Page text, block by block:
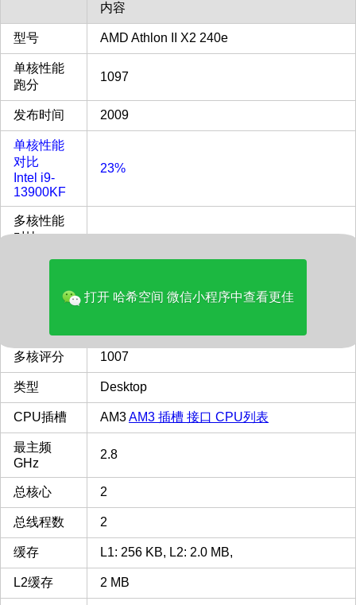
内容
型号 AMD Athlon II X2 240e
单核性能
跑分
1097
发布时间 2009
单核性能
对比
Intel i9-
13900KF
23%
多核性能
对比
价格(美元) 37.89
多核评分 1007
类型 Desktop
CPU插槽 AM3AM3 插槽 接口 CPU列表
最主频
GHz
2.8
总核心 2
总线程数 2
缓存 L1: 256 KB, L2: 2.0 MB,
L2缓存 2 MB
打开 哈希空间 微信小程序中查看更佳